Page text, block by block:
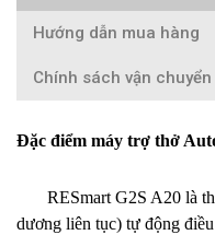
Hướng dẫn mua hàng
Chính sách vận chuyển
Đặc điểm máy trợ thở
RESmart G2S A20 là
dương liên tục) tự động